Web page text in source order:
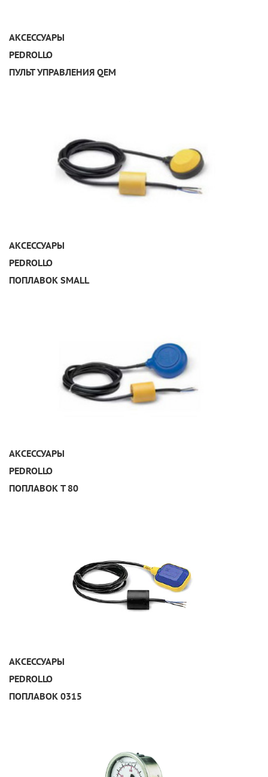
АКСЕССУАРЫ
PEDROLLO
ПУЛЬТ УПРАВЛЕНИЯ QEM
АКСЕССУАРЫ
PEDROLLO
ПОПЛАВОК SMALL
АКСЕССУАРЫ
PEDROLLO
ПОПЛАВОК T 80
АКСЕССУАРЫ
PEDROLLO
ПОПЛАВОК 0315